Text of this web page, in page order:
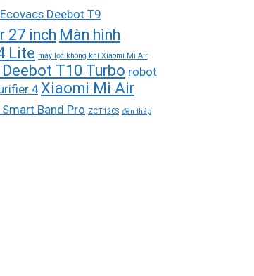
Ecovacs Deebot T9
27 inch Màn hình
Lite máy lọc không khí Xiaomi Mi Air
T10 Turbo robot
4 Xiaomi Mi Air
Band Pro ZCT120S đèn tháp